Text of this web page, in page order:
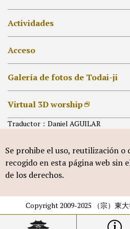
Siglo XIX en adelante
MAPA
Pabellón del Gran Buda
Hokke-dō
Otro Pabellón
Lista de celebraciones anuales
Actividades
Colecciona Goshuin
Shakyō y Shabutsu
[ES]外部リンク他
Acceso
Galería de fotos de Todai-ji
Virtual 3D worship
Traductor：Daniel AGUILAR
Se prohibe el uso, reutilización o
recogido en esta página web sin
de los derechos.
Copyright 2009-2025 （宗）東